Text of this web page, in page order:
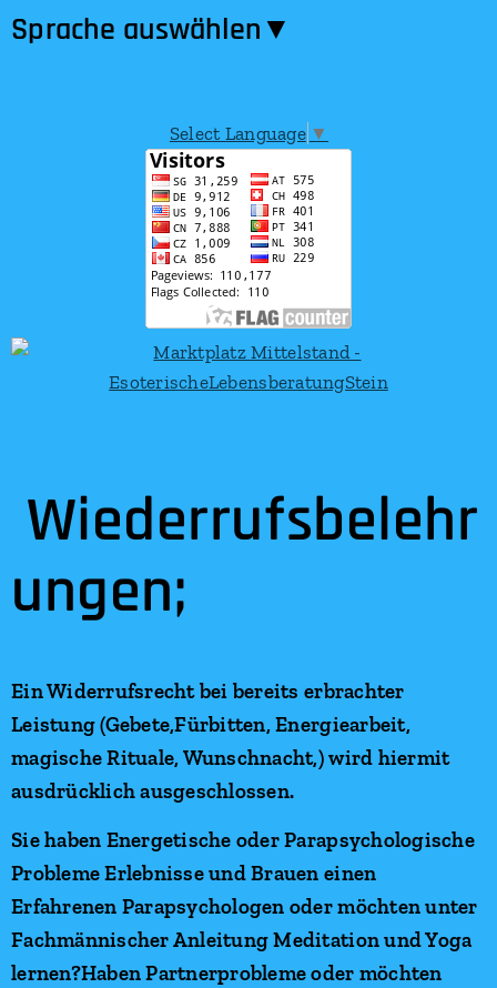
Sprache auswählen​▼
Select Language ▼
Wiederrufsbelehr
ungen;
Ein Widerrufsrecht bei bereits erbrachter
Leistung (Gebete,Fürbitten, Energiearbeit,
magische Rituale, Wunschnacht,) wird hiermit
ausdrücklich ausgeschlossen.
Sie haben Energetische oder Parapsychologische
Probleme Erlebnisse und Brauen einen
Erfahrenen Parapsychologen oder möchten unter
Fachmännischer Anleitung Meditation und Yoga
lernen?Haben Partnerprobleme oder möchten